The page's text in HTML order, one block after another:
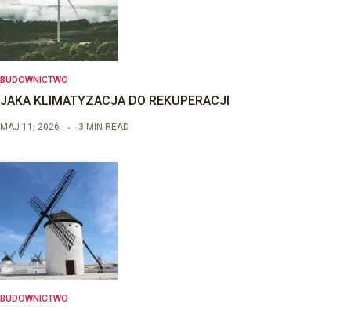
BUDOWNICTWO
JAKA KLIMATYZACJA DO REKUPERACJI
MAJ 11, 2026 3 MIN READ
BUDOWNICTWO